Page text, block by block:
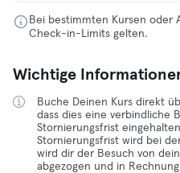
Bei bestimmten Kursen oder
Check-in-Limits gelten.
Wichtige
Buche Deinen Kurs direkt
dass dies eine verbindliche
Stornierungsfrist
Stornierungsfrist wird bei
wird dir der Besuch von
abgezogen und in